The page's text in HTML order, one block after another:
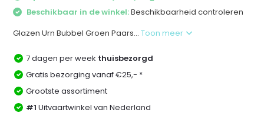
Beschikbaar in de winkel:Beschikbaarheid controleren
Glazen Urn Bubbel Groen Paars...Toon meer
7 dagen per week thuisbezorgd
Gratis bezorging vanaf €25,- *
Grootste assortiment
#1 Uitvaartwinkel van Nederland